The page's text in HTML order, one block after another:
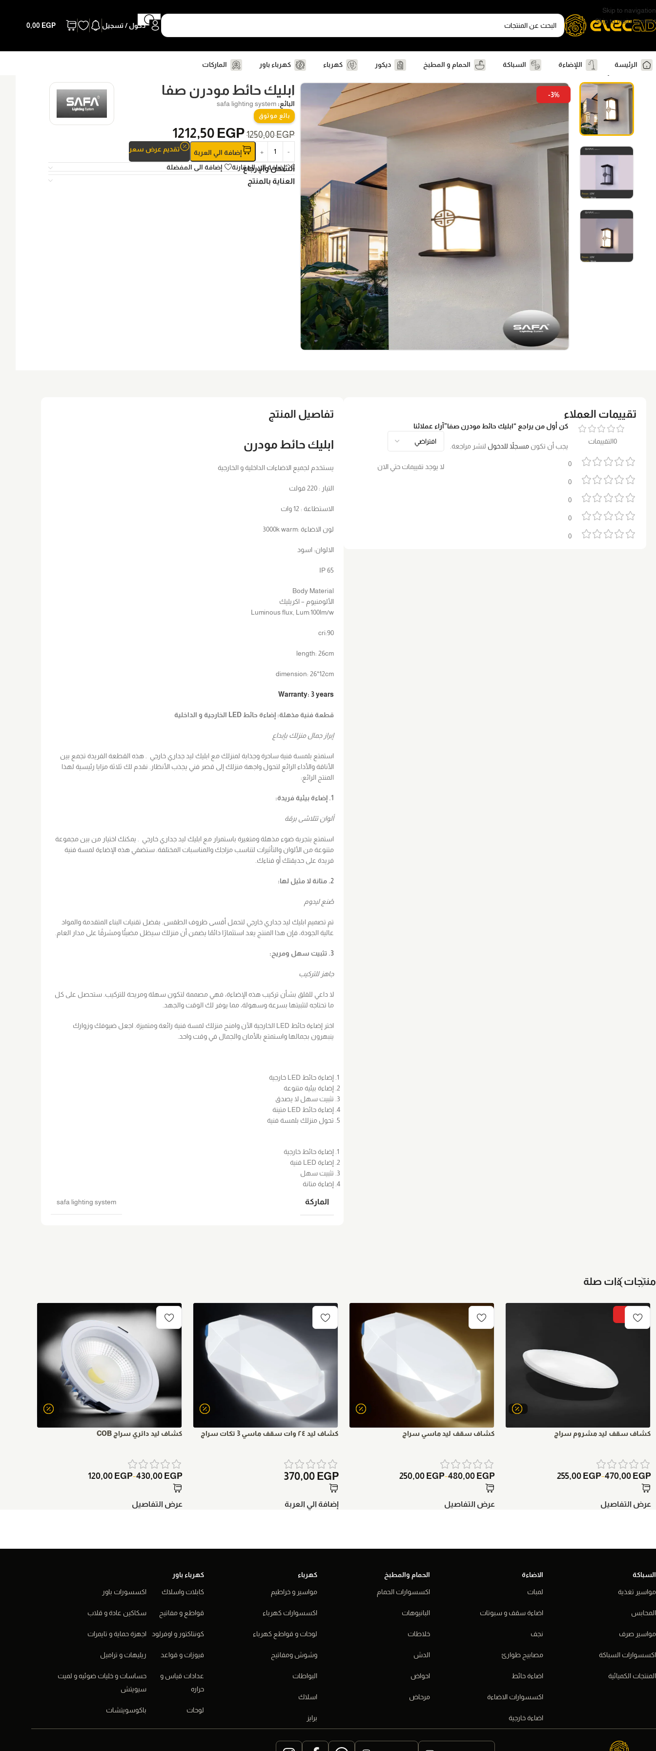
Skip to navigation
Skip to main content
دخول / تسجيل 0,00 EGP
الرئيسة اللإضاءة السباكة الحمام و المطبخ ديكور كهرباء كهرباء باور
الماركات
الرئيسية
اللإضاءة اضاءة حائط أباليك خارجية ابليك حائط مودرن صفا
-3% ابليك حائط مودرن صفا
البائع: safa lighting system
بائع موثوق
1250,00EGP
1212,50 EGP
إضافة الي العربة تقديم عرض سعر
إضافة الي المقارنة إضافة الى المفضلة
الشحن والإرجاع
العناية بالمنتج
تقييمات العملاء
0التقييمات
0
0
0
0
0
آراء عملائنا
لا يوجد تقييمات حتي الان
كن أول من يراجع “ابليك حائط مودرن صفا”
يجب أن تكون مسجلاً للدخول لنشر مراجعة.
تفاصيل المنتج
ابليك حائط مودرن
يستخدم لجميع الاضاءات الداخلية و الخارجية
التيار : 220 فولت
الاستطاعة : 12 وات
لون الاضاءة :3000k warm
الالوان: اسود
IP 65
Body Material
الألومنيوم – اكريليك
Luminous flux, Lum:100lm/w
cri:90
length: 26cm
dimension: 26*12cm
Warranty: 3 years
قطعة فنية مذهلة: إضاءة حائط LED الخارجية و الداخلية
إبراز جمال منزلك بإبداع
استمتع بلمسة فنية ساحرة وجذابة لمنزلك مع ابليك ليد جداري خارجي . هذه القطعة الفريدة تجمع بين
الأناقة والأداء الرائع لتحول واجهة منزلك إلى قصر فني يجذب الأنظار. نقدم لك ثلاثة مزايا رئيسية لهذا
المنتج الرائع:
1. إضاءة بيئية فريدة:
ألوان تتلاشى برقة
استمتع بتجربة ضوء مذهلة ومتغيرة باستمرار مع ابليك ليد جداري خارجي . يمكنك اختيار من بين مجموعة
متنوعة من الألوان والتأثيرات لتناسب مزاجك والمناسبات المختلفة. ستضفي هذه الإضاءة لمسة فنية
فريدة على حديقتك أو فناءك.
2. متانة لا مثيل لها:
صُنع ليدوم
تم تصميم ابليك ليد جداري خارجي لتحمل أقسى ظروف الطقس. بفضل تقنيات البناء المتقدمة والمواد
عالية الجودة، فإن هذا المنتج يعد استثمارًا دائمًا يضمن أن منزلك سيظل مضيئًا ومشرقًا على مدار العام.
3. تثبيت سهل ومريح:
جاهز للتركيب
لا داعي للقلق بشأن تركيب هذه الإضاءة، فهي مصممة لتكون سهلة ومريحة للتركيب. ستحصل على كل
ما تحتاجه لتثبيتها بسرعة وسهولة، مما يوفر لك الوقت والجهد.
اختر إضاءة حائط LED الخارجية الآن وامنح منزلك لمسة فنية رائعة ومتميزة. اجعل ضيوفك وزوارك
ينبهرون بجمالها واستمتع بالأمان والجمال في وقت واحد.
إضاءة حائط LED خارجية
إضاءة بيئية متنوعة
تثبيت سهل لا يصدق
إضاءة حائط LED متينة
تحول منزلك بلمسة فنية
إضاءة حائط خارجية
إضاءة LED فنية
تثبيت سهل
إضاءة متانة
الماركة safa lighting system
منتجات ذات صلة
-9%
كشاف سقف ليد مشروم سراج
255,00 EGP–470,00 EGP
عرض التفاصيل
كشاف سقف ليد ماسي سراج
250,00 EGP–480,00 EGP
عرض التفاصيل
كشاف ليد ٢٤ وات سقف ماسي 3 تكات سراج
370,00 EGP
إضافة الي العربة
كشاف ليد دائري سراج COB
120,00 EGP–430,00 EGP
عرض التفاصيل
السباكة
مواسير تغذية
المحابس
مواسير صرف
اكسسوارات السباكة
المنتجات الكميائية
الاضاءة
لمبات
اضاءة سقف و سبوتات
نجف
مصابيح طوارئ
اضاءة حائط
اكسسوارات الاضاءة
اضاءة خارجية
الحمام والمطبخ
اكسسوارات الحمام
البانيوهات
خلاطات
الدش
احواض
مرحاض
كهرباء
مواسير و خراطيم
اكسسوارات كهرباء
لوحات و قواطع كهرباء
وشوش ومفاتيح
البواطات
اسلاك
برايز
كهرباء باور
كابلات واسلاك
قواطع و مفاتيح
كونتاكتور و اوفرلود
فيوزات و قواعد
عدادات قياس و
حراره
لوحات
اكسسورات باور
سكاكين عادة و قلاب
اجهزة حماية و تايمرات
ريليهات و تراميل
حساسات و خليات ضوئيه و لميت
سيويتش
باكوسويتشات